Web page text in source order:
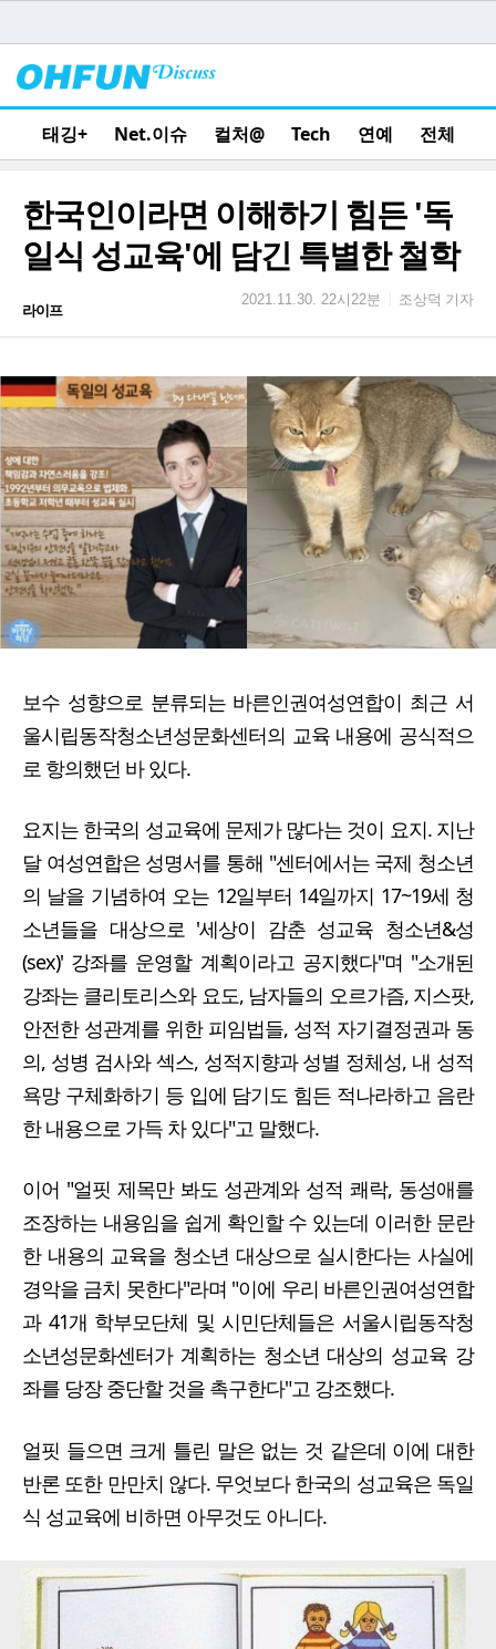
태깅+ Net.이슈 컬처@ Tech 연예 전체
한국인이라면 이해하기 힘든 '독
일식 성교육'에 담긴 특별한 철학
라이프
2021.11.30. 22시22분 조상덕 기자
보수 성향으로 분류되는 바른인권여성연합이 최근 서
울시립동작청소년성문화센터의 교육 내용에 공식적으
로 항의했던 바 있다.
요지는 한국의 성교육에 문제가 많다는 것이 요지. 지난
달 여성연합은 성명서를 통해 "센터에서는 국제 청소년
의 날을 기념하여 오는 12일부터 14일까지 17~19세 청
소년들을 대상으로 '세상이 감춘 성교육 청소년&성
(sex)' 강좌를 운영할 계획이라고 공지했다"며 "소개된
강좌는 클리토리스와 요도, 남자들의 오르가즘, 지스팟,
안전한 성관계를 위한 피임법들, 성적 자기결정권과 동
의, 성병 검사와 섹스, 성적지향과 성별 정체성, 내 성적
욕망 구체화하기 등 입에 담기도 힘든 적나라하고 음란
한 내용으로 가득 차 있다"고 말했다.
이어 "얼핏 제목만 봐도 성관계와 성적 쾌락, 동성애를
조장하는 내용임을 쉽게 확인할 수 있는데 이러한 문란
한 내용의 교육을 청소년 대상으로 실시한다는 사실에
경악을 금치 못한다"라며 "이에 우리 바른인권여성연합
과 41개 학부모단체 및 시민단체들은 서울시립동작청
소년성문화센터가 계획하는 청소년 대상의 성교육 강
좌를 당장 중단할 것을 촉구한다"고 강조했다.
얼핏 들으면 크게 틀린 말은 없는 것 같은데 이에 대한
반론 또한 만만치 않다. 무엇보다 한국의 성교육은 독일
식 성교육에 비하면 아무것도 아니다.